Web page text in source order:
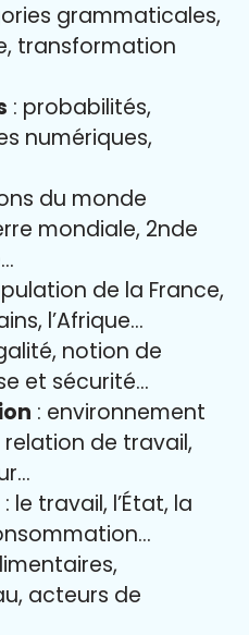
grammaticales,
transformation
: probabilités,
numériques,
du monde
mondiale, 2nde
de la France,
l’Afrique…
notion de
et sécurité…
: environnement
de travail,
: le travail, l’État, la
acteurs de